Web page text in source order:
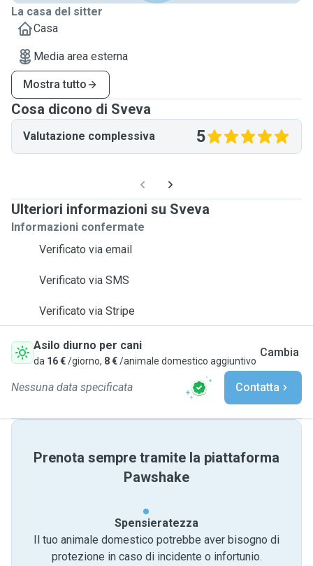
La casa del sitter
Casa
Media area esterna
Mostra tutto
Cosa dicono di Sveva
Valutazione complessiva 5
Ulteriori informazioni su Sveva
Informazioni confermate
Verificato via email
Verificato via SMS
Verificato via Stripe
Asilo diurno per cani
da 16 €/giorno, 8 €/animale domestico aggiuntivo
Cambia
Nessuna data specificata Contatta
Prenota sempre tramite la piattaforma
Pawshake
Spensieratezza
Il tuo animale domestico potrebbe aver bisogno di
protezione in caso di incidente o infortunio.